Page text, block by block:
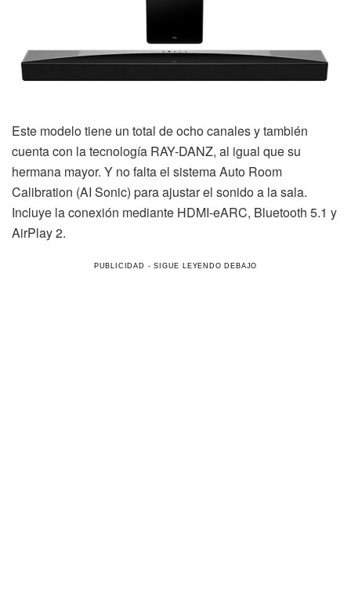
Este modelo tiene un total de ocho canales y también
cuenta con la tecnología RAY-DANZ, al igual que su
hermana mayor. Y no falta el sistema Auto Room
Calibration (AI Sonic) para ajustar el sonido a la sala.
Incluye la conexión mediante HDMI-eARC, Bluetooth 5.1 y
AirPlay 2.